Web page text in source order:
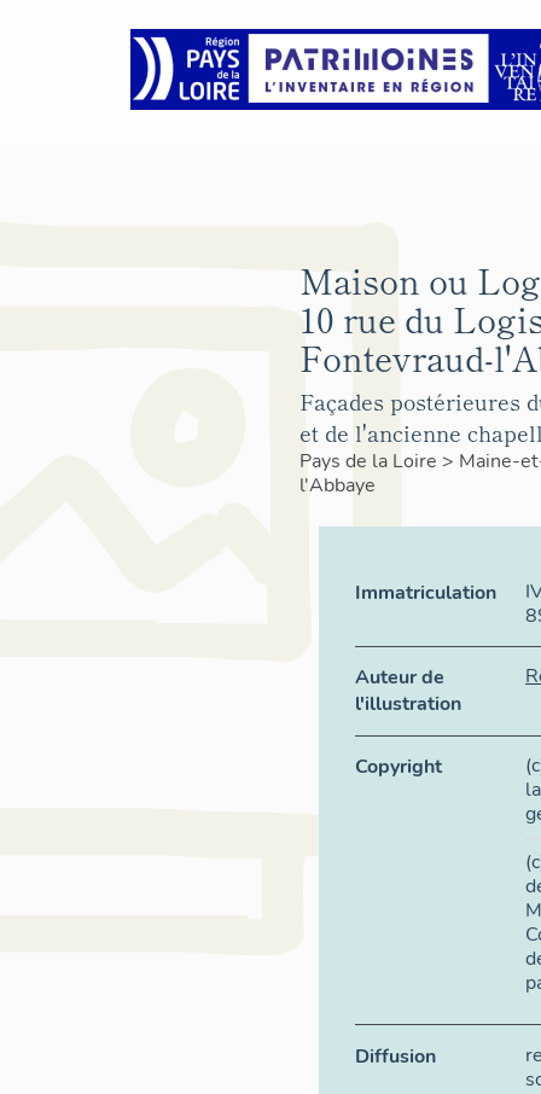
Maison ou
10 rue du
Fontevraud-
Façades postérieures
et de l'ancienne
Pays de la Loire > Maine-
l'Abbaye
Immatriculation
Auteur de
l'illustration
Copyright
Diffusion